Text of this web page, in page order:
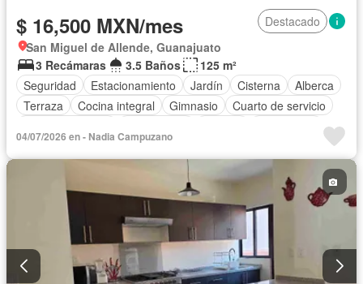
$ 16,500 MXN/mes
Destacado
San Miguel de Allende, Guanajuato
3 Recámaras
3.5 Baños
125 m²
Seguridad
Estacionamiento Jardín Cisterna
Alberca
Terraza
Cocina integral Gimnasio
Cuarto de servicio
Agua
Asador Vista panorámica
Recámara con closet
Permite mascotas
Permite niños
Solo familias Completamente amueblado
04/07/2026 en - Nadia Campuzano